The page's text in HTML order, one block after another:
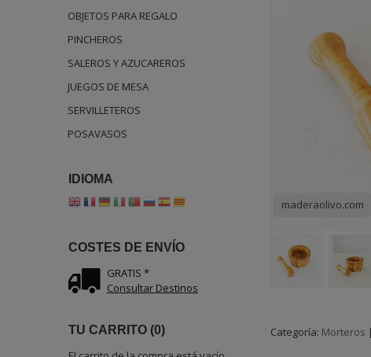
OBJETOS PARA REGALO
PINCHEROS
SALEROS Y AZUCAREROS
JUEGOS DE MESA
SERVILLETEROS
POSAVASOS
IDIOMA
COSTES DE ENVÍO
GRATIS *
Consultar Destinos
TU CARRITO (0)
maderaolivo.com
Categoría: Morteros |